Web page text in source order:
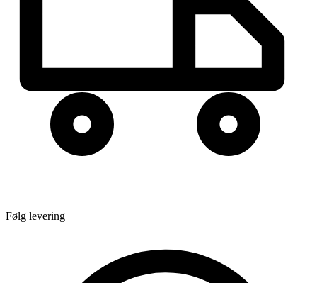
Følg levering